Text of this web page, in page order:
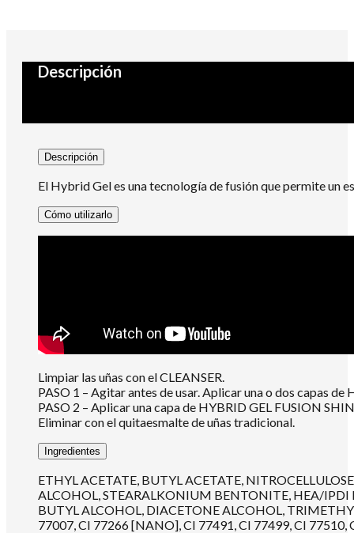
Descripción
Descripción
El Hybrid Gel es una tecnología de fusión que permite un
Cómo utilizarlo
Limpiar las uñas con el CLEANSER.
PASO 1 – Agitar antes de usar. Aplicar una o dos capas
PASO 2 – Aplicar una capa de HYBRID GEL FUSION
Eliminar con el quitaesmalte de uñas tradicional.
Ingredientes
ETHYL ACETATE, BUTYL ACETATE,
ALCOHOL, STEARALKONIUM BENTONITE, HEA/IPDI
BUTYL ALCOHOL, DIACETONE ALCOHOL,
77007, CI 77266 [NANO], CI 77491, CI 77499, CI 77510,